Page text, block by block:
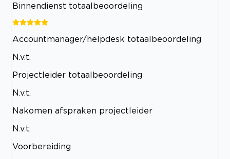
Binnendienst totaalbeoordeling
Accountmanager/helpdesk totaalbeoordeling
N.v.t.
Projectleider totaalbeoordeling
N.v.t.
Nakomen afspraken projectleider
N.v.t.
Voorbereiding